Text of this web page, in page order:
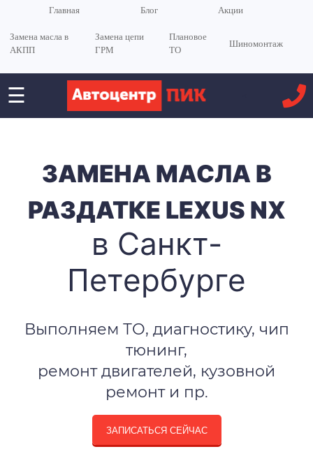
Главная Блог Акции
Замена масла в
АКПП
Замена цепи
ГРМ
Плановое
ТО
Шиномонтаж
☰
ЗАМЕНА МАСЛА В
РАЗДАТКЕ LEXUS NX
в Санкт-
Петербурге
Выполняем ТО, диагностику, чип
тюнинг,
ремонт двигателей, кузовной
ремонт и пр.
ЗАПИСАТЬСЯ СЕЙЧАС